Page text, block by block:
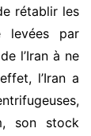
rétablir les
levées par
l’Iran à ne
l’Iran a
son stock